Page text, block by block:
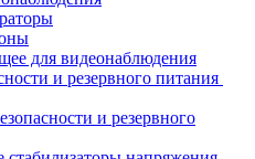
для видеонаблюдения
и резервного питания
и резервного